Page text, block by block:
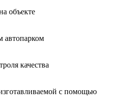
объекте
автопарком
качества
с помощью